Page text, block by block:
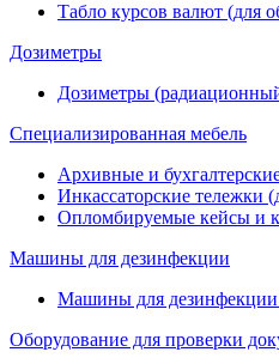
Табло курсов валют (для
Дозиметры
Дозиметры
Специализированная мебель
Архивные и
Инкассаторские тележки
Опломбируемые кейсы и
Машины для дезинфекции
Машины для дезинфекции
Оборудование для проверки